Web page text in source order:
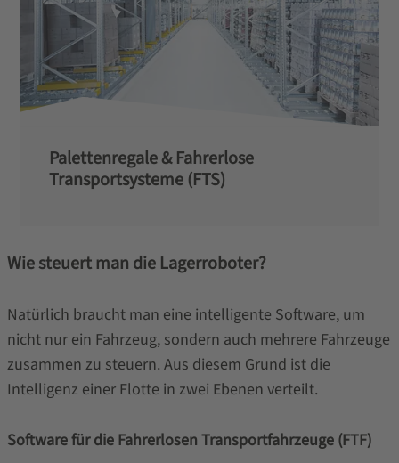
Palettenregale & Fahrerlose
Transportsysteme (FTS)
Wie steuert man die Lagerroboter?
Natürlich braucht man eine intelligente Software, um
nicht nur ein Fahrzeug, sondern auch mehrere Fahrzeuge
zusammen zu steuern. Aus diesem Grund ist die
Intelligenz einer Flotte in zwei Ebenen verteilt.
Software für die Fahrerlosen Transportfahrzeuge (FTF)